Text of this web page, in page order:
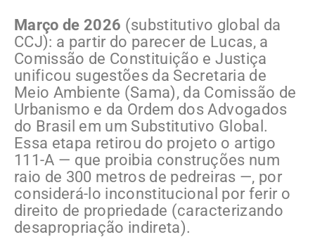
Março de 2026 (substitutivo global da
CCJ): a partir do parecer de Lucas, a
Comissão de Constituição e Justiça
unificou sugestões da Secretaria de
Meio Ambiente (Sama), da Comissão de
Urbanismo e da Ordem dos Advogados
do Brasil em um Substitutivo Global.
Essa etapa retirou do projeto o artigo
111-A — que proibia construções num
raio de 300 metros de pedreiras —, por
considerá-lo inconstitucional por ferir o
direito de propriedade (caracterizando
desapropriação indireta).